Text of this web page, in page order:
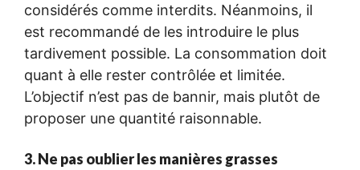
considérés comme interdits. Néanmoins, il
est recommandé de les introduire le plus
tardivement possible. La consommation doit
quant à elle rester contrôlée et limitée.
L’objectif n’est pas de bannir, mais plutôt de
proposer une quantité raisonnable.
3. Ne pas oublier les manières grasses